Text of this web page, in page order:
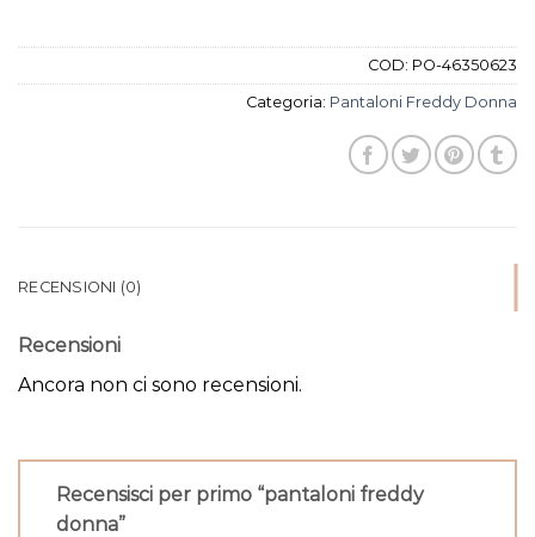
COD: PO-46350623
Categoria: Pantaloni Freddy Donna
RECENSIONI (0)
Recensioni
Ancora non ci sono recensioni.
Recensisci per primo “pantaloni freddy
donna”